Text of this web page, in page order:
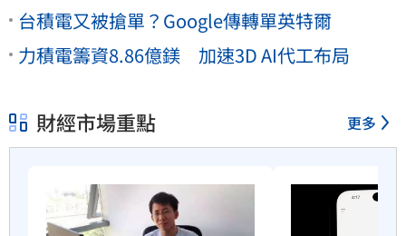
台積電又被搶單？Google傳轉單英特爾
力積電籌資8.86億鎂 加速3D AI代工布局
財經市場重點 更多